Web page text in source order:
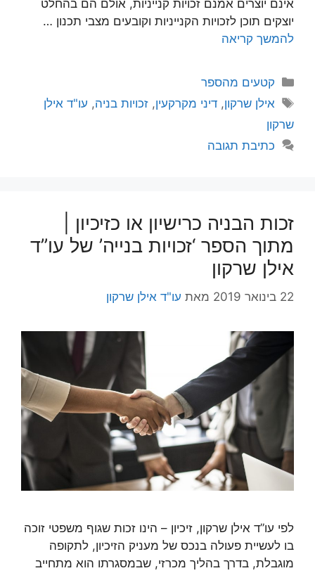
אינם יוצרים אמנם זכויות קנייניות, אולם הם בהחלט
יוצקים תוכן לזכויות הקנייניות וקובעים מצבי תכנון …
להמשך קריאה
קטגוריות
קטעים מהספר
תגיות
אילן שרקון,דיני מקרקעין,זכויות בניה, עו"ד אילן
שרקון
כתיבת תגובה
זכות הבניה כרישיון או כזיכיון |
מתוך הספר ‘זכויות בנייה’ של עו”ד
אילן שרקון
22 בינואר 2019 מאת עו"ד אילן שרקון
לפי עו”ד אילן שרקון, זיכיון – הינו זכות שגוף משפטי זוכה
בו לעשיית פעולה בנכס של מעניק הזיכיון, לתקופה
מוגבלת, בדרך בהליך מכרזי, שבמסגרתו הוא מתחייב